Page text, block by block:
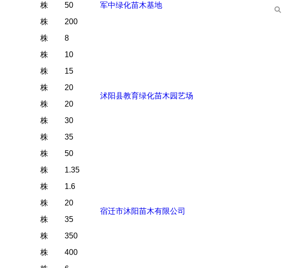
军中绿化苗木基地
株
50
株
200
株 8
沭阳县教育绿化苗木园艺场
株
10
株
15
株
20
株
20
株
30
株
35
株
50
株 1.35
宿迁市沐阳苗木有限公司
株
1.6
株
20
株
35
株
350
株
400